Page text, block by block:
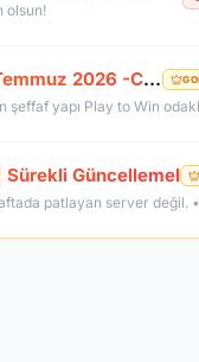
olsun!
OldCoreKO.Com | Old Myko v.1098 | Starter + Yan Pus Ücretsiz | Academy : 17 Temmuz 2026 -Cuma 21:00!
Güncellemel